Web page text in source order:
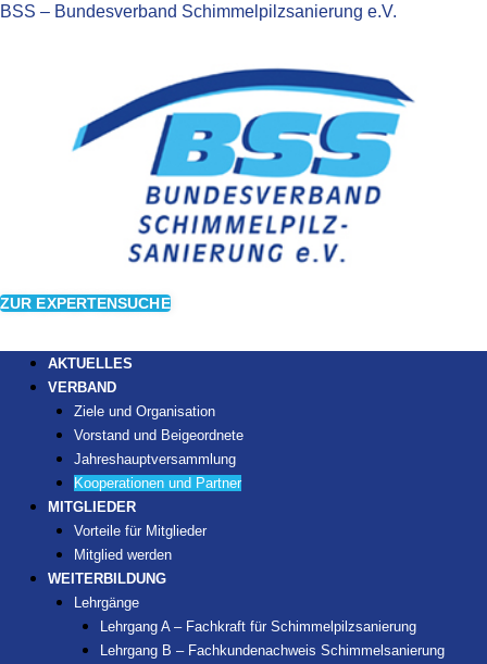
BSS – Bundesverband Schimmelpilzsanierung e.V.
ZUR EXPERTENSUCHE
AKTUELLES
VERBAND
Ziele und Organisation
Vorstand und Beigeordnete
Jahreshauptversammlung
Kooperationen und Partner
MITGLIEDER
Vorteile für Mitglieder
Mitglied werden
WEITERBILDUNG
Lehrgänge
Lehrgang A – Fachkraft für Schimmelpilzsanierung
Lehrgang B – Fachkundenachweis Schimmelsanierung